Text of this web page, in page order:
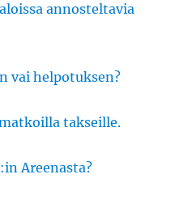
annosteltavia
vai helpotuksen?
takseille.
Areenasta?